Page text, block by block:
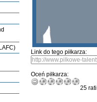
Link do tego piłkarza:
Oceń piłkarza:
25